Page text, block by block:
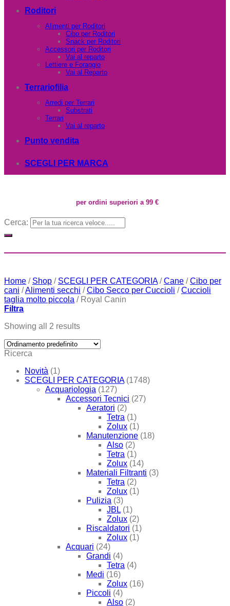
Roditori
Alimenti per Roditori
Cibo per Roditori
Snack per Roditori
Accessori per Roditori
Vai al reparto
Lettiere e Foraggio
Vai al Reparto
Terrariofilia
Arredi per Terrari
Substrati
Terrari
Vai al reparto
Punto vendita
SCEGLI PER MARCA
per ordini superiori a 99 €
Cerca:
Home / Shop / SCEGLI PER CATEGORIA / Cane / Cibo per
cani /Alimenti secchi / Cibo Secco per Cuccioli / Cuccioli
taglia molto piccola /Royal Canin
Filtra
Showing all 2 results
Ricerca
Novità (1)
SCEGLI PER CATEGORIA (1748)
Acquariologia (127)
Accessori Tecnici (27)
Aeratori (2)
Tetra (1)
Zolux (1)
Manutenzione (18)
Also (2)
Tetra (1)
Zolux (14)
Materiali Filtranti (3)
Tetra (2)
Zolux (1)
Pulizia (3)
JBL (1)
Zolux (2)
Riscaldatori (1)
Zolux (1)
Acquari (24)
Grandi (4)
Tetra (4)
Medi (16)
Zolux (16)
Piccoli (4)
Also (2)